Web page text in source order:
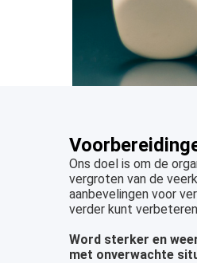
Ons doel is om de
vergroten van de
aanbevelingen voor
verder kunt
Word sterker en
met onverwachte